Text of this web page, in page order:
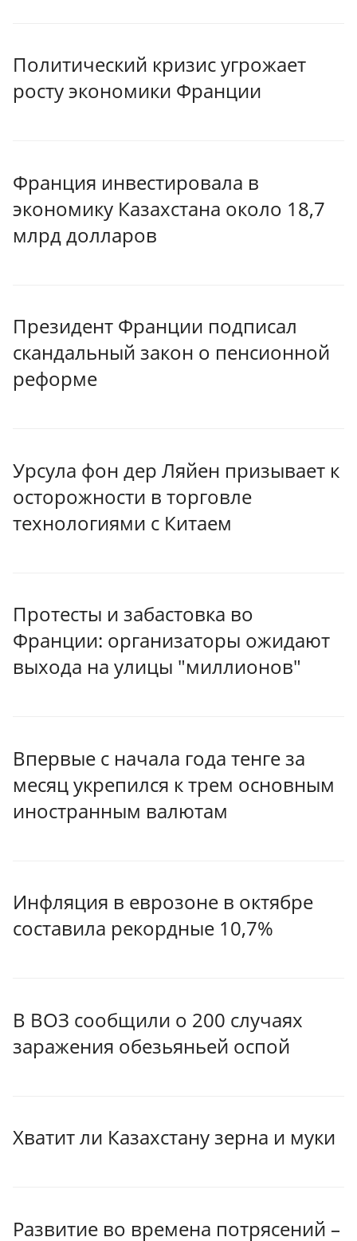
Политический кризис угрожает
росту экономики Франции
Франция инвестировала в
экономику Казахстана около 18,7
млрд долларов
Президент Франции подписал
скандальный закон о пенсионной
реформе
Урсула фон дер Ляйен призывает к
осторожности в торговле
технологиями с Китаем
Протесты и забастовка во
Франции: организаторы ожидают
выхода на улицы "миллионов"
Впервые с начала года тенге за
месяц укрепился к трем основным
иностранным валютам
Инфляция в еврозоне в октябре
составила рекордные 10,7%
В ВОЗ сообщили о 200 случаях
заражения обезьяньей оспой
Хватит ли Казахстану зерна и муки
Развитие во времена потрясений –